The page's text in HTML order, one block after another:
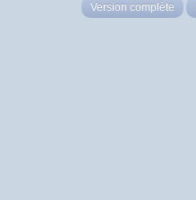
Version complète